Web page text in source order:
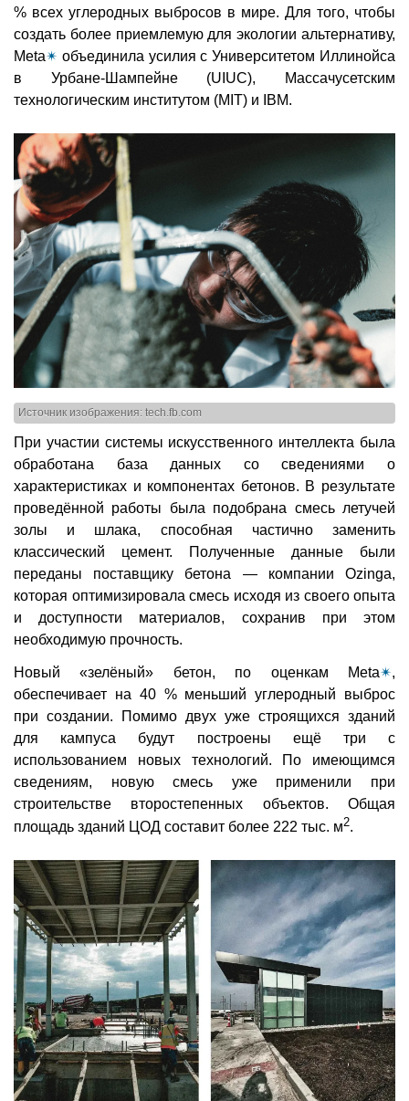
% всех углеродных выбросов в мире. Для того, чтобы
создать более приемлемую для экологии альтернативу,
Meta✴ объединила усилия с Университетом Иллинойса
в Урбане-Шампейне (UIUC), Массачусетским
технологическим институтом (MIT) и IBM.
Источник изображения: tech.fb.com
При участии системы искусственного интеллекта была
обработана база данных со сведениями о
характеристиках и компонентах бетонов. В результате
проведённой работы была подобрана смесь летучей
золы и шлака, способная частично заменить
классический цемент. Полученные данные были
переданы поставщику бетона — компании Ozinga,
которая оптимизировала смесь исходя из своего опыта
и доступности материалов, сохранив при этом
необходимую прочность.
Новый «зелёный» бетон, по оценкам Meta✴,
обеспечивает на 40 % меньший углеродный выброс
при создании. Помимо двух уже строящихся зданий
для кампуса будут построены ещё три с
использованием новых технологий. По имеющимся
сведениям, новую смесь уже применили при
строительстве второстепенных объектов. Общая
площадь зданий ЦОД составит более 222 тыс. м2.